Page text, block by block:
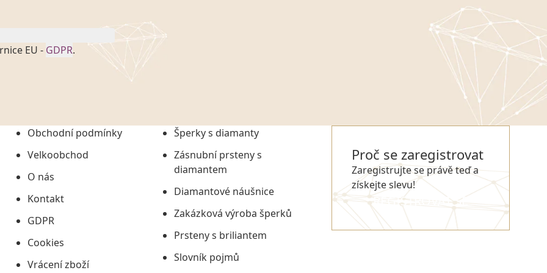
EU - GDPR.
č. 101/2000 Sb. v
uchováním veškerých
údajů či jako jeho
informací, nejdéle
Obchodní podmínky
Velkoobchod
O nás
Kontakt
GDPR
Cookies
Vrácení zboží
Šperky s diamanty
Zásnubní prsteny s
diamantem
Diamantové náušnice
Zakázková výroba šperků
Prsteny s briliantem
Slovník pojmů
Proč se zaregistrovat
Zaregistrujte se právě teď a
získejte slevu!
REGISTROVAT SE